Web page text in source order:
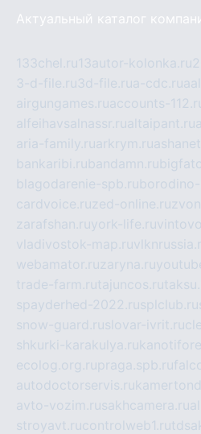
Актуальный каталог
133chel.ru13autor-kolonka.ru
3-d-file.ru3d-file.rua-cdc.ru
airgungames.ruaccounts-
alfeihavsalnassr.rualtaipant.ru
aria-family.ruarkrym.ru
bankaribi.rubandamn.ru
blagodarenie-spb.ru
cardvoice.ruzed-online.ru
zarafshan.ruyork-life.ru
vladivostok-map.ru
webamator.ruzaryna.ru
trade-farm.rutajuncos.ru
spayderhed-2022.rusplclub.ru
snow-guard.ruslovar-ivrit.ru
shkurki-karakulya.ru
ecolog.org.rupraga.spb.ru
autodoctorservis.ru
avto-vozim.rusakhcamera.ru
stroyavt.rucontrolweb1.ru